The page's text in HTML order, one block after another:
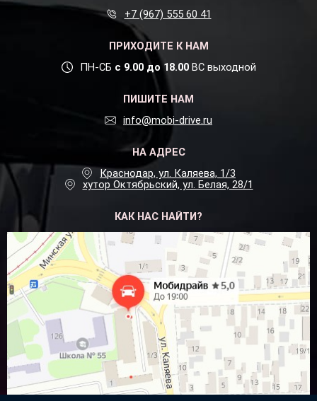
+7 (967) 555 60 41
ПРИХОДИТЕ К НАМ
ПН-СБ с 9.00 до 18.00 ВС выходной
ПИШИТЕ НАМ
info@mobi-drive.ru
НА АДРЕС
Краснодар, ул. Каляева, 1/3
хутор Октябрьский, ул. Белая, 28/1
КАК НАС НАЙТИ?
Посмотреть наЯндекс.Картах